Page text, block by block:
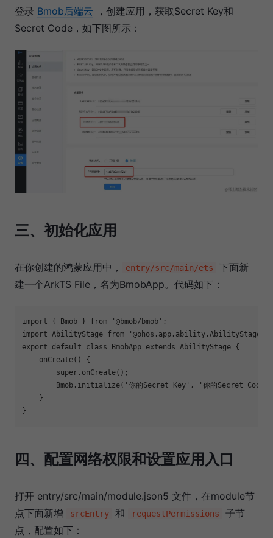
登录 Bmob后端云 ，创建应用，获取Secret Key和
Secret Code，如下图所示：
三、初始化应用
在你创建的鸿蒙应用中， entry/src/main/ets
下面新
建一个ArkTS File，名为BmobApp。代码如下：
import { Bmob } from '@bmob/bmob';
import AbilityStage from '@ohos.app.ability.AbilityStage';
export default class BmobApp extends AbilityStage {
    onCreate() {
        super.onCreate();
        Bmob.initialize('你的Secret Key', '你的Secret Code')
    }
四、配置网络权限和设置应用入口
打开 entry/src/main/module.json5 文件，在module节
点下面新增
srcEntry 和 requestPermissions
子节
点，配置如下：